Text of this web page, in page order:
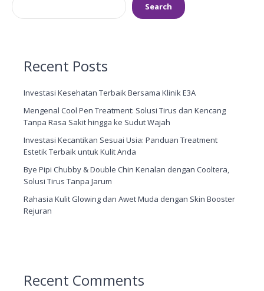
Search
Recent Posts
Investasi Kesehatan Terbaik Bersama Klinik E3A
Mengenal Cool Pen Treatment: Solusi Tirus dan Kencang
Tanpa Rasa Sakit hingga ke Sudut Wajah
Investasi Kecantikan Sesuai Usia: Panduan Treatment
Estetik Terbaik untuk Kulit Anda
Bye Pipi Chubby & Double Chin Kenalan dengan Cooltera,
Solusi Tirus Tanpa Jarum
Rahasia Kulit Glowing dan Awet Muda dengan Skin Booster
Rejuran
Recent Comments